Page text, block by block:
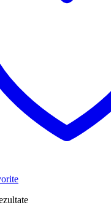
Sortat